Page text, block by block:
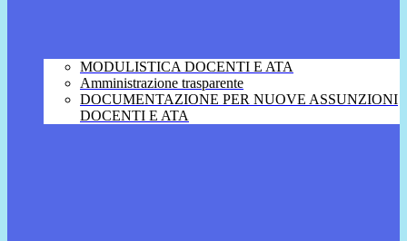
MODULISTICA DOCENTI E ATA
Amministrazione trasparente
DOCUMENTAZIONE PER NUOVE ASSUNZIONI
DOCENTI E ATA